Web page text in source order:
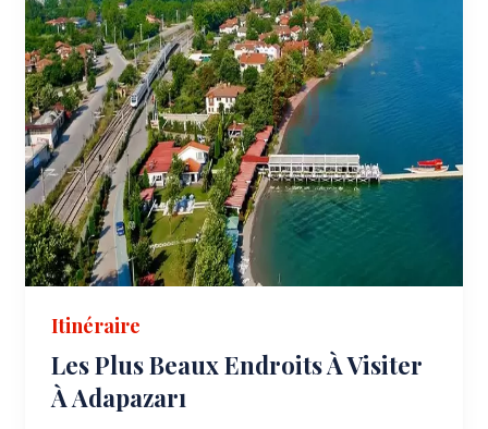
Itinéraire
Les Plus Beaux Endroits À Visiter
À Adapazarı